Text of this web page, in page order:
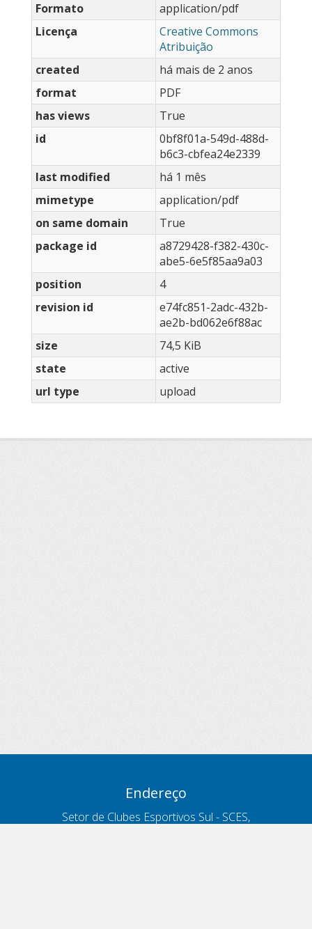
Formato
application/pdf
Licença
Creative Commons
Atribuição
created
há mais de 2 anos
format
PDF
has views
True
id
0bf8f01a-549d-488d-
b6c3-cbfea24e2339
last modified
há 1 mês
mimetype
application/pdf
on same domain
True
package id
a8729428-f382-430c-
abe5-6e5f85aa9a03
position
4
revision id
e74fc851-2adc-432b-
ae2b-bd062e6f88ac
size
74,5 KiB
state
active
url type
upload
Endereço
Setor de Clubes Esportivos Sul - SCES,